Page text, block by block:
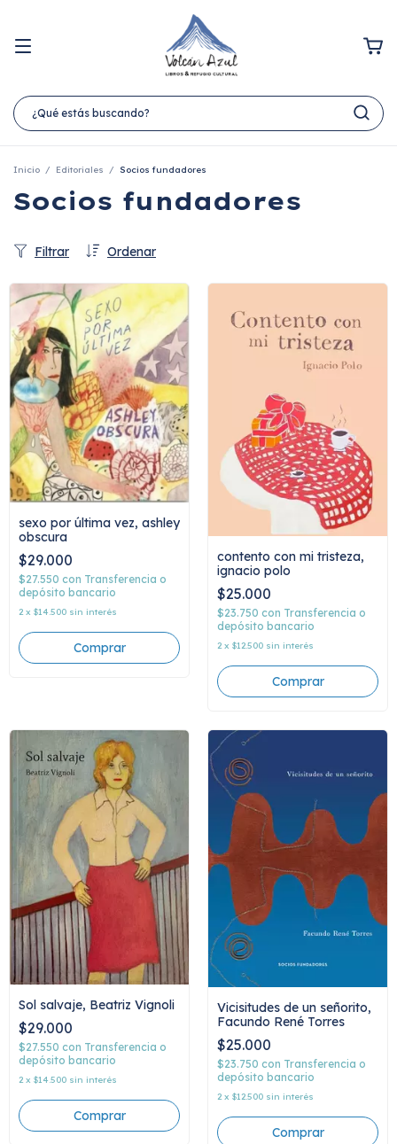
Inicio / Editoriales / Socios fundadores
Socios fundadores
Ordenar
Filtrar
sexo por última vez, ashley
obscura
$29.000
$27.550 con Transferencia o
depósito bancario
2 x $14.500 sin interés
contento con mi tristeza,
ignacio polo
$25.000
$23.750 con Transferencia o
depósito bancario
2 x $12.500 sin interés
Sol salvaje, Beatriz Vignoli
$29.000
$27.550 con Transferencia o
depósito bancario
2 x $14.500 sin interés
Vicisitudes de un señorito,
Facundo René Torres
$25.000
$23.750 con Transferencia o
depósito bancario
2 x $12.500 sin interés